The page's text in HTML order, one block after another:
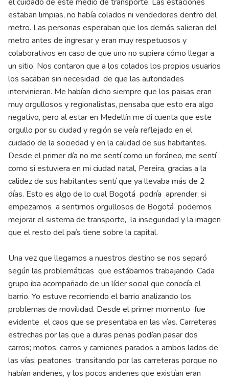
estaban limpias, no había colados ni vendedores dentro del
metro. Las personas esperaban que los demás salieran del
metro antes de ingresar y eran muy respetuosos y
colaborativos en caso de que uno no supiera cómo llegar a
un sitio. Nos contaron que a los colados los propios usuarios
los sacaban sin necesidad de que las autoridades
intervinieran. Me habían dicho siempre que los paisas eran
muy orgullosos y regionalistas, pensaba que esto era algo
negativo, pero al estar en Medellín me di cuenta que este
orgullo por su ciudad y región se veía reflejado en el
cuidado de la sociedad y en la calidad de sus habitantes.
Desde el primer día no me sentí como un foráneo, me sentí
como si estuviera en mi ciudad natal, Pereira, gracias a la
calidez de sus habitantes sentí que ya llevaba más de 2
días. Esto es algo de lo cual Bogotá podría aprender, si
empezamos a sentirnos orgullosos de Bogotá podemos
mejorar el sistema de transporte, la inseguridad y la imagen
que el resto del país tiene sobre la capital.
Una vez que llegamos a nuestros destino se nos separó
según las problemáticas que estábamos trabajando. Cada
grupo iba acompañado de un líder social que conocía el
barrio. Yo estuve recorriendo el barrio analizando los
problemas de movilidad. Desde el primer momento fue
evidente el caos que se presentaba en las vías. Carreteras
estrechas por las que a duras penas podían pasar dos
carros; motos, carros y camiones parados a ambos lados de
las vías; peatones transitando por las carreteras porque no
habían andenes, y los pocos andenes que existían eran